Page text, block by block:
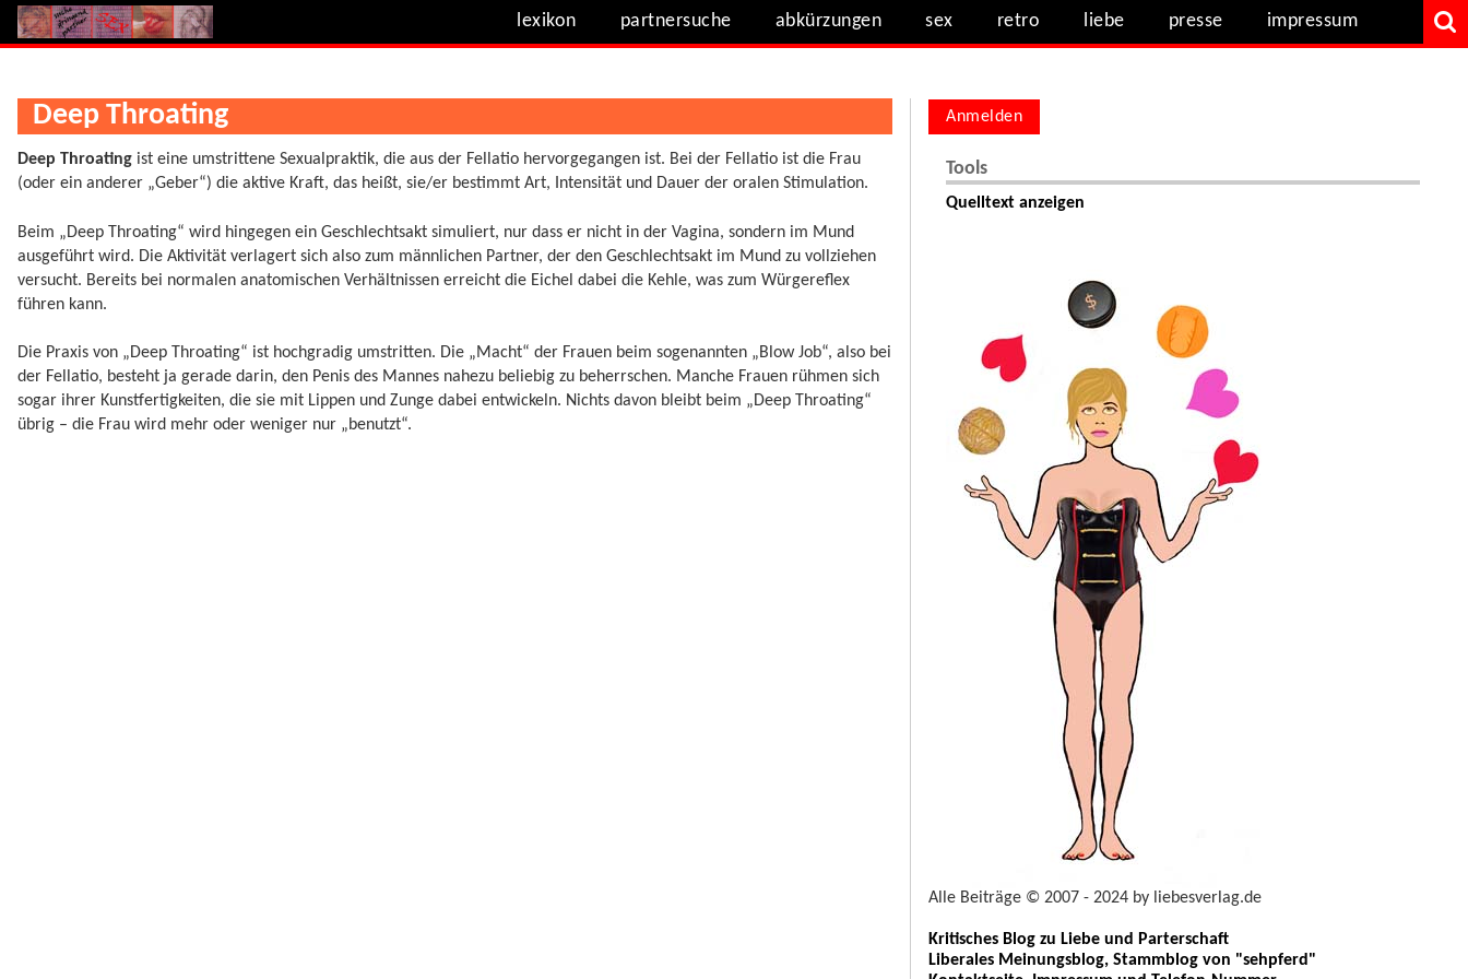
lexikon partnersuche abkürzungen sex retro liebe presse impressum
Deep Throating
Deep Throating ist eine umstrittene Sexualpraktik, die aus der Fellatio hervorgegangen ist. Bei der Fellatio ist die Frau
(oder ein anderer „Geber“) die aktive Kraft, das heißt, sie/er bestimmt Art, Intensität und Dauer der oralen Stimulation.
Beim „Deep Throating“ wird hingegen ein Geschlechtsakt simuliert, nur dass er nicht in der Vagina, sondern im Mund
ausgeführt wird. Die Aktivität verlagert sich also zum männlichen Partner, der den Geschlechtsakt im Mund zu vollziehen
versucht. Bereits bei normalen anatomischen Verhältnissen erreicht die Eichel dabei die Kehle, was zum Würgereflex
führen kann.
Die Praxis von „Deep Throating“ ist hochgradig umstritten. Die „Macht“ der Frauen beim sogenannten „Blow Job“, also bei
der Fellatio, besteht ja gerade darin, den Penis des Mannes nahezu beliebig zu beherrschen. Manche Frauen rühmen sich
sogar ihrer Kunstfertigkeiten, die sie mit Lippen und Zunge dabei entwickeln. Nichts davon bleibt beim „Deep Throating“
übrig – die Frau wird mehr oder weniger nur „benutzt“.
Anmelden
Tools
Quelltext anzeigen
Alle Beiträge © 2007 - 2024 by liebesverlag.de
Kritisches Blog zu Liebe und Parterschaft
Liberales Meinungsblog, Stammblog von "sehpferd"